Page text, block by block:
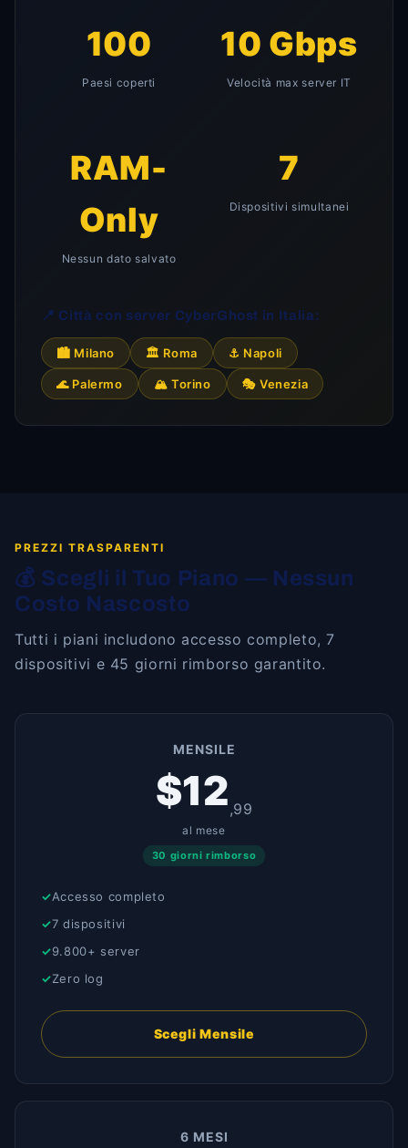
100
Paesi coperti
10 Gbps
Velocità max server IT
RAM-
Only
Nessun dato salvato
7
Dispositivi simultanei
📍 Città con server CyberGhost in Italia:
🏙️ Milano 🏛️ Roma ⚓ Napoli
🌊 Palermo 🏔️ Torino 🎭 Venezia
PREZZI TRASPARENTI
💰 Scegli il Tuo Piano — Nessun
Costo Nascosto
Tutti i piani includono accesso completo, 7
dispositivi e 45 giorni rimborso garantito.
MENSILE
$12 ,99
al mese
30 giorni rimborso
Accesso completo
7 dispositivi
9.800+ server
Zero log
Scegli Mensile
6 MESI